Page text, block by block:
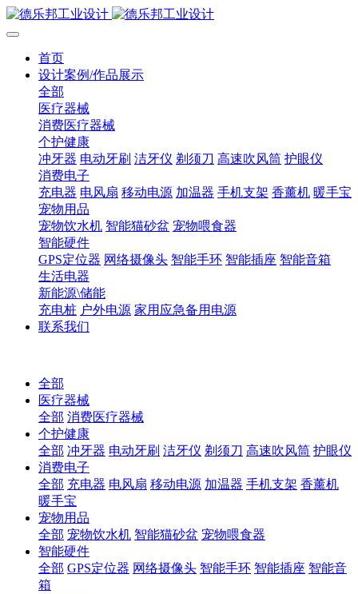
首页
设计案例/作品展示
全部
医疗器械
消费医疗器械
个护健康
冲牙器 电动牙刷 洁牙仪 剃须刀 高速吹风筒 护眼仪
消费电子
充电器 电风扇 移动电源 加温器 手机支架 香薰机 暖手宝
宠物用品
宠物饮水机 智能猫砂盆 宠物喂食器
智能硬件
GPS定位器 网络摄像头 智能手环 智能插座 智能音箱
生活电器
新能源\储能
充电桩 户外电源 家用应急备用电源
联系我们
全部
医疗器械
全部 消费医疗器械
个护健康
全部 冲牙器 电动牙刷 洁牙仪 剃须刀 高速吹风筒 护眼仪
消费电子
全部 充电器 电风扇 移动电源 加温器 手机支架 香薰机
暖手宝
宠物用品
全部 宠物饮水机 智能猫砂盆 宠物喂食器
智能硬件
全部 GPS定位器 网络摄像头 智能手环 智能插座 智能音
箱